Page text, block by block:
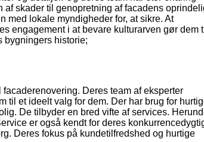
skader til genopretning af facadens
med lokale myndigheder for, at sikre. At
engagement i at bevare kulturarven gør dem
bygningers historie;
Deres team af eksperter
til et ideelt valg for dem. Der har brug for
De tilbyder en bred vifte af services.
er også kendt for deres
Deres fokus på kundetilfredshed og hurtige